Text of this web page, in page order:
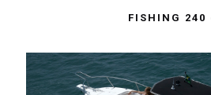
FISHING 240